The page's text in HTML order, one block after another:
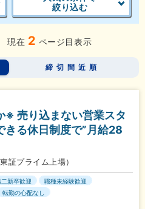
絞り込む
現在 2 ページ目表示
締切間近順
※ 売り込まない営業スタ
きる休日制度で”月給28
証プライム上場）
二新卒歓迎
職種未経験歓迎
転勤の心配なし